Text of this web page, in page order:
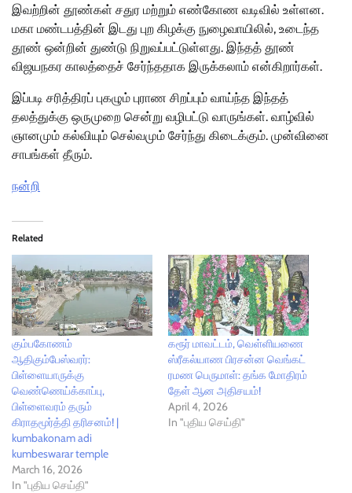
இவற்றின் தூண்கள் சதுர மற்றும் எண்கோண வடிவில் உள்ளன.
மகா மண்டபத்தின் இடது புற கிழக்கு நுழைவாயிலில், உடைந்த
தூண் ஒன்றின் துண்டு நிறுவப்பட்டுள்ளது. இந்தத் தூண்
விஜயநகர காலத்தைச் சேர்ந்ததாக இருக்கலாம் என்கிறார்கள்.
இப்படி சரித்திரப் புகழும் புராண சிறப்பும் வாய்ந்த இந்தத்
தலத்துக்கு ஒருமுறை சென்று வழிபட்டு வாருங்கள். வாழ்வில்
ஞானமும் கல்வியும் செல்வமும் சேர்ந்து கிடைக்கும். முன்வினை
சாபங்கள் தீரும்.
நன்றி
Related
கும்பகோணம்
ஆதிகும்பேஸ்வரர்:
பிள்ளையாருக்கு
வெண்ணெய்க்காப்பு,
பிள்ளைவரம் தரும்
கிராதமூர்த்தி தரிசனம்! |
kumbakonam adi
kumbeswarar temple
March 16, 2026
In "புதிய செய்தி"
கரூர் மாவட்டம், வெள்ளியணை
ஸ்ரீகல்யாண பிரசன்ன வெங்கட்
ரமண பெருமாள்: தங்க மோதிரம்
தேள் ஆன அதிசயம்!
April 4, 2026
In "புதிய செய்தி"